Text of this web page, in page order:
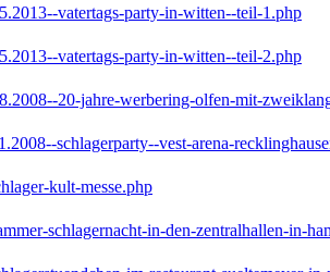
vatertags-party-in-witten--teil-1.php
vatertags-party-in-witten--teil-2.php
20-jahre-werbering-olfen-mit-
schlagerparty--vest-arena-
kult-messe.php
schlagernacht-in-den-zentralhallen-in-